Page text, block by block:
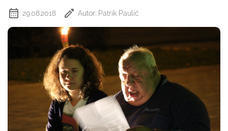
29.08.2018 Autor: Patrik Paulić